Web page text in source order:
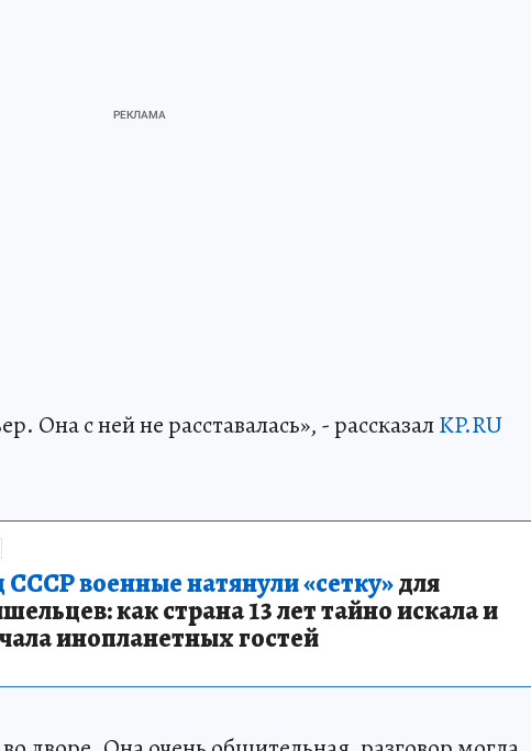
Она с ней не расставалась», - рассказалKP.RU
СССР военные натянули «сетку»для
как страна 13 лет тайно искала и
инопланетных гостей